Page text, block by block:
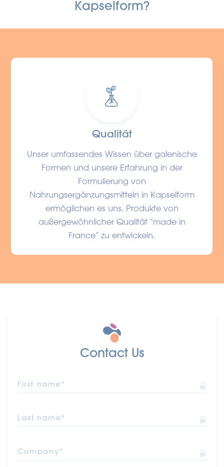
Kapselform?
Qualität
Unser umfassendes Wissen über galenische
Formen und unsere Erfahrung in der
Formulierung von
Nahrungsergänzungsmitteln in Kapselform
ermöglichen es uns, Produkte von
außergewöhnlicher Qualität “made in
France” zu entwickeln.
Contact Us
First name*
Last name*
Company*